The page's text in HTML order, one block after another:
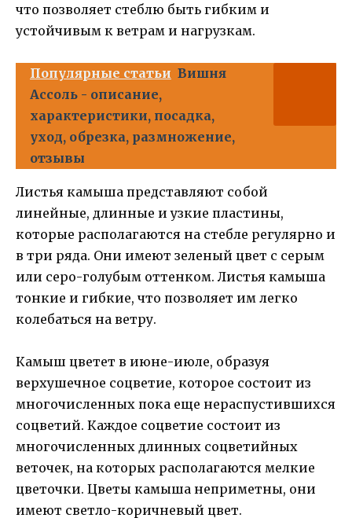
что позволяет стеблю быть гибким и
устойчивым к ветрам и нагрузкам.
Популярные статьи Вишня
Ассоль - описание,
характеристики, посадка,
уход, обрезка, размножение,
отзывы
Листья камыша представляют собой
линейные, длинные и узкие пластины,
которые располагаются на стебле регулярно и
в три ряда. Они имеют зеленый цвет с серым
или серо-голубым оттенком. Листья камыша
тонкие и гибкие, что позволяет им легко
колебаться на ветру.
Камыш цветет в июне-июле, образуя
верхушечное соцветие, которое состоит из
многочисленных пока еще нераспустившихся
соцветий. Каждое соцветие состоит из
многочисленных длинных соцветийных
веточек, на которых располагаются мелкие
цветочки. Цветы камыша неприметны, они
имеют светло-коричневый цвет.